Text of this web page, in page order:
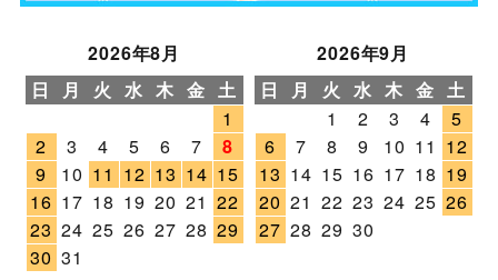
2026年8月
日
月 火 水 木 金 土
1
2
3 4 5 6 7
8
9
10 11 12 13 14 15
16 17 18 19 20 21 22
23 24 25 26 27 28 29
30 31
2026年9月
日
月 火 水 木 金 土
1
2 3 4
5
6
7 8 9 10 11 12
13 14 15 16 17 18 19
20 21 22 23 24 25 26
27 28 29 30